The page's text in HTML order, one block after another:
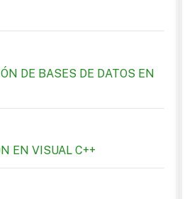
DE BASES DE DATOS EN
EN VISUAL C++